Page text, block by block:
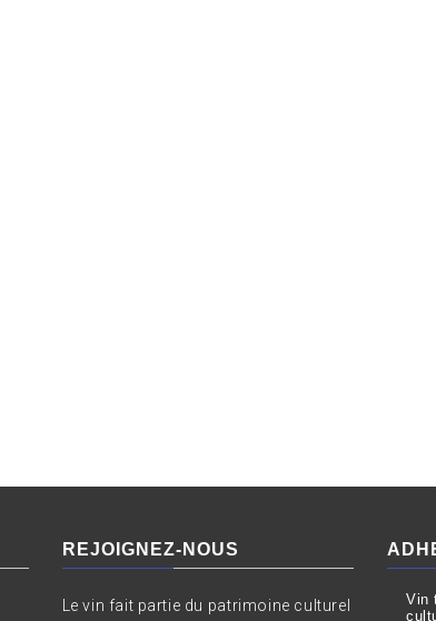
REJOIGNEZ-NOUS
Le vin fait partie du patrimoine culturel
Vin